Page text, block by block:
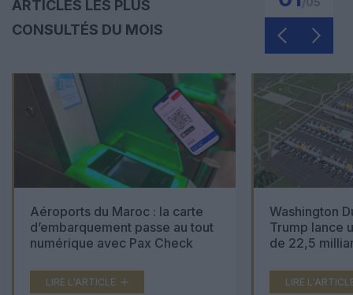
ARTICLES LES PLUS
CONSULTÉS DU MOIS
Aéroports du Maroc : la carte
d’embarquement passe au tout
numérique avec Pax Check
LIRE L'ARTICLE
Washington
Trump lance
de 22,5
LIRE